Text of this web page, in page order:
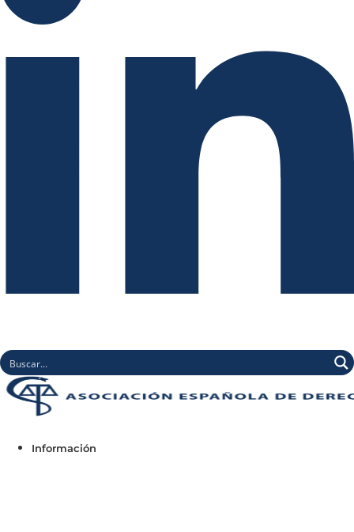
Información